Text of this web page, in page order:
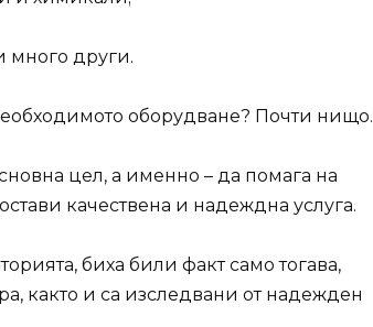
много други.
оборудване? Почти нищо.
цел, а именно – да помага на
качествена и надеждна услуга.
биха били факт само тогава,
както и са изследвани от надежден